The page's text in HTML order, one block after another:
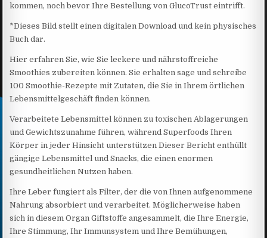
kommen, noch bevor Ihre Bestellung von GlucoTrust eintrifft.
*Dieses Bild stellt einen digitalen Download und kein physisches
Buch dar.
Hier erfahren Sie, wie Sie leckere und nährstoffreiche
Smoothies zubereiten können. Sie erhalten sage und schreibe
100 Smoothie-Rezepte mit Zutaten, die Sie in Ihrem örtlichen
Lebensmittelgeschäft finden können.
Verarbeitete Lebensmittel können zu toxischen Ablagerungen
und Gewichtszunahme führen, während Superfoods Ihren
Körper in jeder Hinsicht unterstützen Dieser Bericht enthüllt
gängige Lebensmittel und Snacks, die einen enormen
gesundheitlichen Nutzen haben.
Ihre Leber fungiert als Filter, der die von Ihnen aufgenommene
Nahrung absorbiert und verarbeitet. Möglicherweise haben
sich in diesem Organ Giftstoffe angesammelt, die Ihre Energie,
Ihre Stimmung, Ihr Immunsystem und Ihre Bemühungen,